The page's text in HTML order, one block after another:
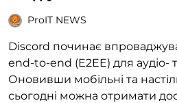
ProIT NEWS
Discord починає
end-to-end (E2EE) для аудіо-
Оновивши мобільні та
сьогодні можна отримати